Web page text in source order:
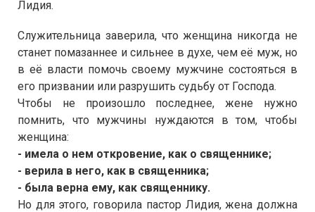
Лидия.
Служительница заверила, что женщина никогда не
станет помазаннее и сильнее в духе, чем её муж, но
в её власти помочь своему мужчине состояться в
его призвании или разрушить судьбу от Господа.
Чтобы не произошло последнее, жене нужно
помнить, что мужчины нуждаются в том, чтобы
женщина:
- имела о нем откровение, как о священнике;
- верила в него, как в священника;
- была верна ему, как священнику.
Но для этого, говорила пастор Лидия, жена должна